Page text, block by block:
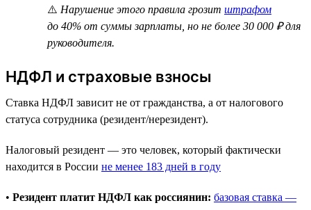
⚠️ Нарушение этого правила грозит штрафом
до 40% от суммы зарплаты, но не более 30 000 ₽ для
руководителя.
НДФЛ и страховые взносы
Ставка НДФЛ зависит не от гражданства, а от налогового
статуса сотрудника (резидент/нерезидент).
Налоговый резидент — это человек, который фактически
находится в России не менее 183 дней в году
• Резидент платит НДФЛ как россиянин: базовая ставка —